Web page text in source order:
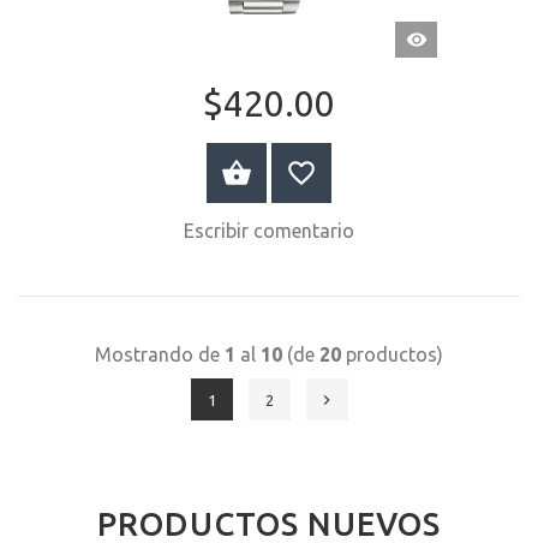
VISTA
RÁPIDA
$420.00
COMPRAR AHORA
Escribir comentario
Mostrando de 1 al 10 (de 20 productos)
1 2
PRODUCTOS NUEVOS